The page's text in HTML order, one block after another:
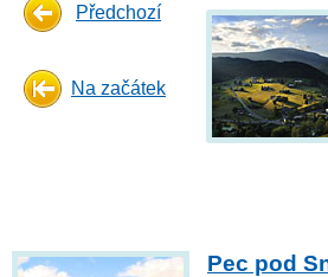
Předchozí
Na začátek
Pec pod